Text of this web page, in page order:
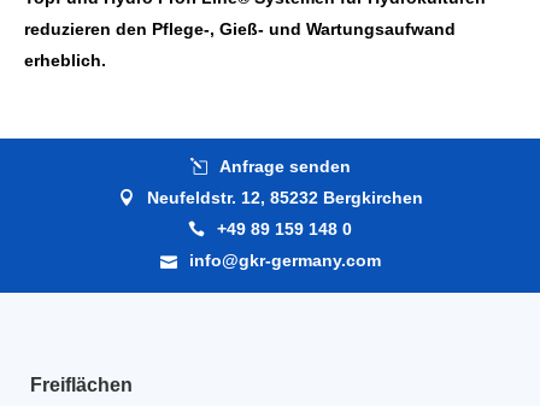
reduzieren den Pflege-, Gieß- und Wartungsaufwand
erheblich.
Anfrage senden
Neufeldstr. 12, 85232 Bergkirchen
+49 89 159 148 0
info@gkr-germany.com
Freiflächen